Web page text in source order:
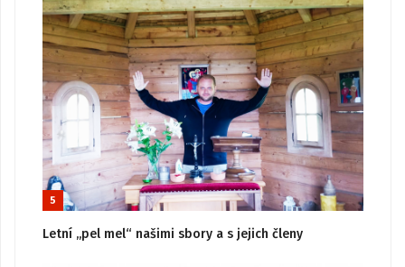
5
Letní „pel mel“ našimi sbory a s jejich členy